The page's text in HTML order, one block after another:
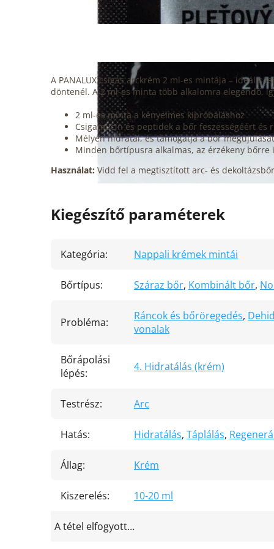
A PANALUX csigás arckrém 2 ml-es mintája –
döntenél. A 2 ml-es minta több alkalomra elegendő,
2 ml-es minta a kényelmes kipróbáláshoz
Csigamucin és peptidek a bőr feszességéért és
Mélyen hidratál, és támogatja a bőr megújulását
Minden bőrtípusra alkalmas, az érzékeny bőrre
Használat: Vidd fel a megtisztított arc- és
Kiegészítő paraméterek
Kategória: Nappali krémek mintái
Bőrtípus: Száraz bőr, Kombinált bőr,
Probléma: Ráncok és bőröregedés,
vonalak
Bőrápolási
lépés: 4. Hidratálás (krém)
Testrész: Arc
Hatás: Hidratálás, Táplálás,
Állag: Krém
Kiszerelés: 10-20 ml
A tétel elfogyott…